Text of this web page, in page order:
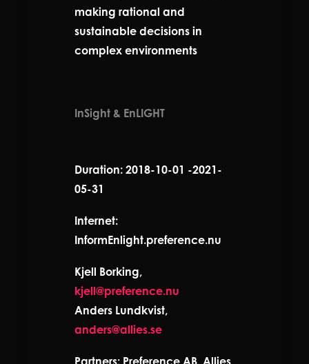
making rational and
sustainable decisions in
complex environments
InSight & EnLIGHT
Duration: 2018-10-01 -2021-
05-31
Internet:
InformEnlight.preference.nu
Kjell Borking,
kjell@preference.nu
Anders Lundkvist,
anders@allies.se
Partners: Preference AB, Allies